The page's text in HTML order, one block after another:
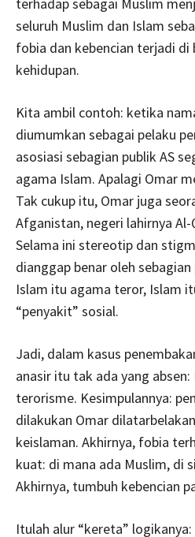
seluruh Muslim dan Islam
fobia dan kebencian terjadi di
kehidupan.
Kita ambil contoh: ketika
diumumkan sebagai pelaku
asosiasi sebagian publik AS
agama Islam. Apalagi Omar
Tak cukup itu, Omar juga
Afganistan, negeri lahirnya Al-
Selama ini stereotip dan
dianggap benar oleh sebagian
Islam itu agama teror, Islam
“penyakit” sosial.
Jadi, dalam kasus
anasir itu tak ada yang
terorisme. Kesimpulannya:
dilakukan Omar
keislaman. Akhirnya, fobia
kuat: di mana ada Muslim, di
Akhirnya, tumbuh kebencian
Itulah alur “kereta”